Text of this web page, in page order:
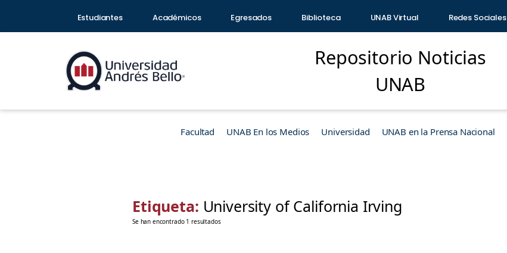
Estudiantes Académicos Egresados Biblioteca UNAB Virtual Redes Sociales
Repositorio Noticias
UNAB
Facultad UNAB En los Medios Universidad UNAB en la Prensa Nacional
Etiqueta: University of California Irving
Se han encontrado 1 resultados